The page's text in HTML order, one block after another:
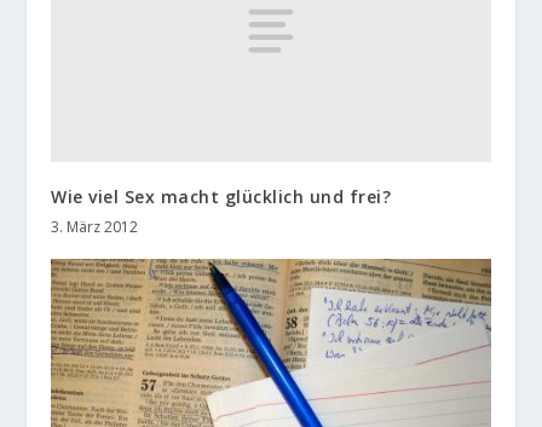
Wie viel Sex macht glücklich und frei?
3. März 2012